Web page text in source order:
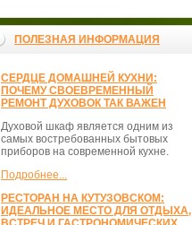
ПОЛЕЗНАЯ ИНФОРМАЦИЯ
СЕРДЦЕ ДОМАШНЕЙ КУХНИ:
ПОЧЕМУ СВОЕВРЕМЕННЫЙ
РЕМОНТ ДУХОВОК ТАК ВАЖЕН
Духовой шкаф является одним из
самых востребованных бытовых
приборов на современной кухне.
Подробнее...
РЕСТОРАН НА КУТУЗОВСКОМ:
ИДЕАЛЬНОЕ МЕСТО ДЛЯ ОТДЫХА,